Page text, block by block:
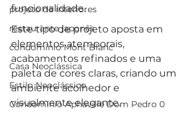
projeto de interiores
restaurante japonês
condomínio Mont Blanc
Casa Neoclássica
Estilo Neoclássico
Condomínio Aphaville Dom Pedro 0
funcionalidade.
Este tipo de projeto aposta em
elementos atemporais,
acabamentos refinados e uma
paleta de cores claras, criando um
ambiente acolhedor e
visualmente elegante.